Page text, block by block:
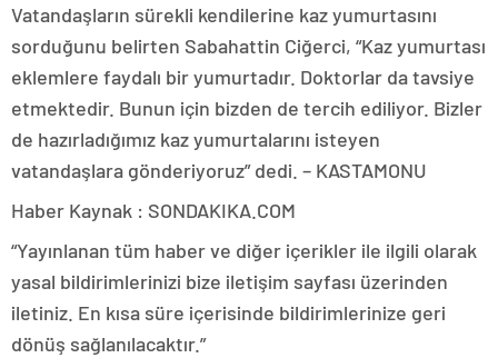
Vatandaşların sürekli kendilerine kaz yumurtasını
sorduğunu belirten Sabahattin Ciğerci, “Kaz yumurtası
eklemlere faydalı bir yumurtadır. Doktorlar da tavsiye
etmektedir. Bunun için bizden de tercih ediliyor. Bizler
de hazırladığımız kaz yumurtalarını isteyen
vatandaşlara gönderiyoruz” dedi. – KASTAMONU
Haber Kaynak : SONDAKIKA.COM
“Yayınlanan tüm haber ve diğer içerikler ile ilgili olarak
yasal bildirimlerinizi bize iletişim sayfası üzerinden
iletiniz. En kısa süre içerisinde bildirimlerinize geri
dönüş sağlanılacaktır.”